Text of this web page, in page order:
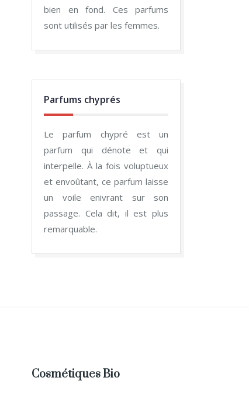
bien en fond. Ces parfums
sont utilisés par les femmes.
Parfums chyprés
Le parfum chypré est un
parfum qui dénote et qui
interpelle. À la fois voluptueux
et envoûtant, ce parfum laisse
un voile enivrant sur son
passage. Cela dit, il est plus
remarquable.
Cosmétiques Bio